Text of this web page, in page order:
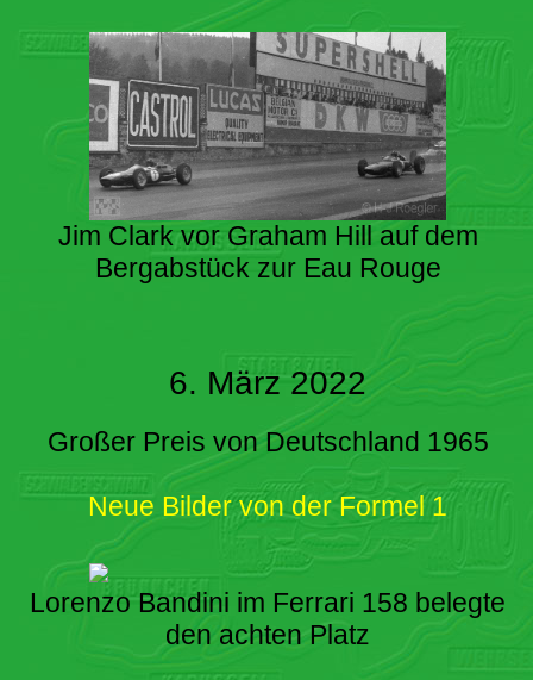
Jim Clark vor Graham Hill auf dem
Bergabstück zur Eau Rouge
6. März 2022
Großer Preis von Deutschland 1965
Neue Bilder von der Formel 1
Lorenzo Bandini im Ferrari 158 belegte
den achten Platz